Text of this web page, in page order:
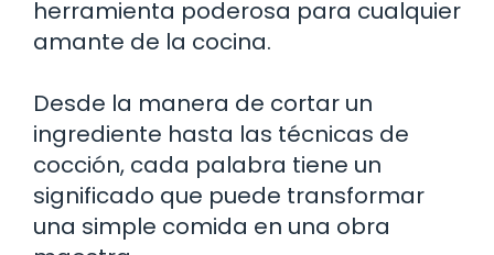
herramienta poderosa para cualquier
amante de la cocina.
Desde la manera de cortar un
ingrediente hasta las técnicas de
cocción, cada palabra tiene un
significado que puede transformar
una simple comida en una obra